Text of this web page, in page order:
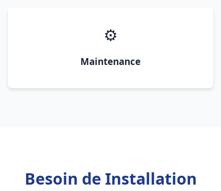
⚙️
Maintenance
Besoin de Installation